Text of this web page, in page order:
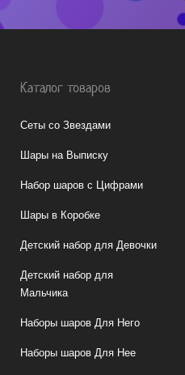
Каталог товаров
Сеты со Звездами
Шары на Выписку
Набор шаров с Цифрами
Шары в Коробке
Детский набор для Девочки
Детский набор для
Мальчика
Наборы шаров Для Него
Наборы шаров Для Нее